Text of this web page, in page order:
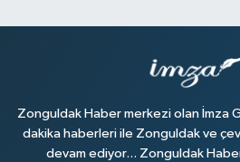
Zonguldak Haber merkezi olan İmza
dakika haberleri ile Zonguldak ve
devam ediyor... Zonguldak